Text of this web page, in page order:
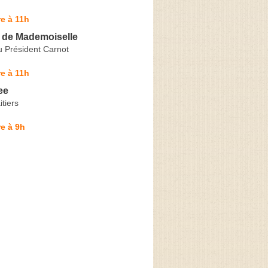
à 11h
Mademoiselle
Président Carnot
à 11h
à 9h